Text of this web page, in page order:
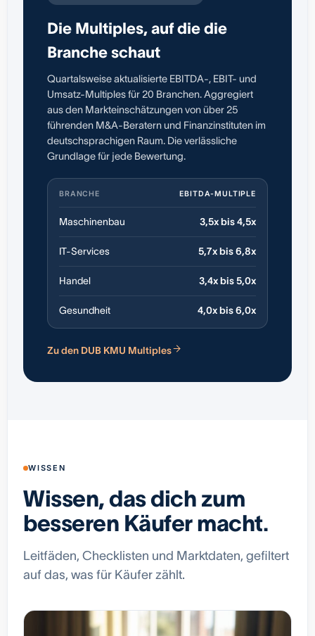
Die Multiples, auf die die
Branche schaut
Quartalsweise aktualisierte EBITDA-, EBIT- und
Umsatz-Multiples für 20 Branchen. Aggregiert
aus den Markteinschätzungen von über 25
führenden M&A-Beratern und Finanzinstituten im
deutschsprachigen Raum. Die verlässliche
Grundlage für jede Bewertung.
BRANCHE EBITDA-MULTIPLE
Maschinenbau 3,5x bis 4,5x
IT-Services 5,7x bis 6,8x
Handel 3,4x bis 5,0x
Gesundheit 4,0x bis 6,0x
Zu den DUB KMU Multiples
WISSEN
Wissen, das dich zum
besseren Käufer macht.
Leitfäden, Checklisten und Marktdaten, gefiltert
auf das, was für Käufer zählt.